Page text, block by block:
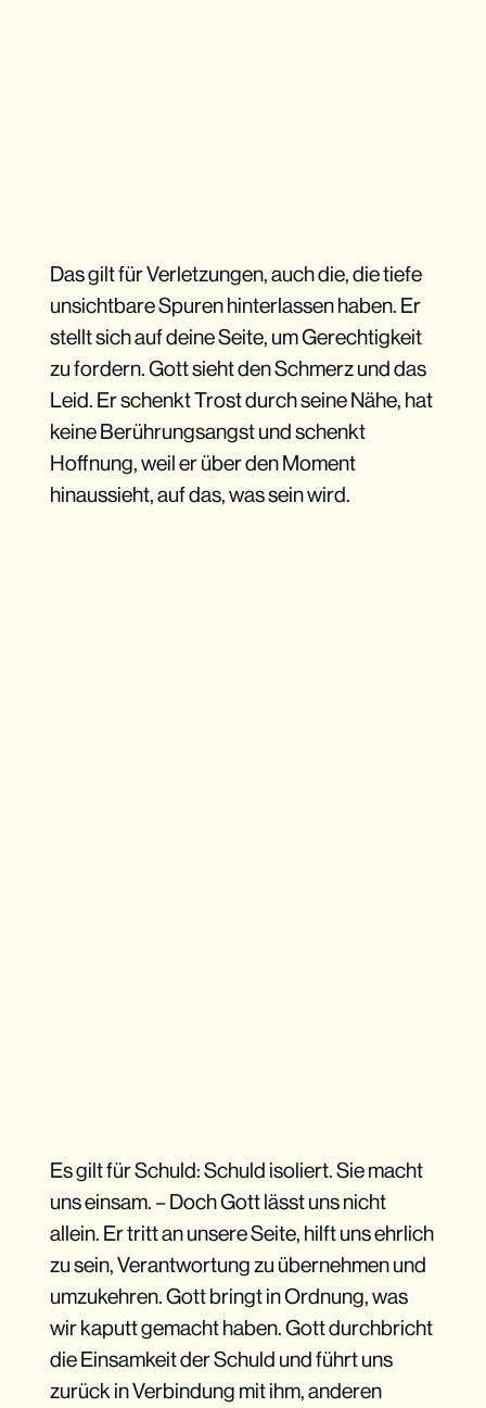
Das gilt für Verletzungen, auch die, die tiefe
unsichtbare Spuren hinterlassen haben. Er
stellt sich auf deine Seite, um Gerechtigkeit
zu fordern. Gott sieht den Schmerz und das
Leid. Er schenkt Trost durch seine Nähe, hat
keine Berührungsangst und schenkt
Hoffnung, weil er über den Moment
hinaussieht, auf das, was sein wird.
Es gilt für Schuld: Schuld isoliert. Sie macht
uns einsam. – Doch Gott lässt uns nicht
allein. Er tritt an unsere Seite, hilft uns ehrlich
zu sein, Verantwortung zu übernehmen und
umzukehren. Gott bringt in Ordnung, was
wir kaputt gemacht haben. Gott durchbricht
die Einsamkeit der Schuld und führt uns
zurück in Verbindung mit ihm, anderen